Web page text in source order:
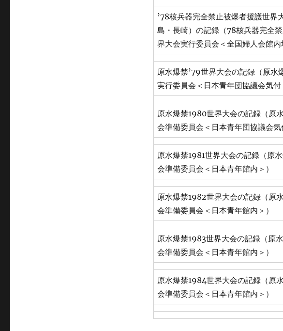
’78核兵器完全禁止被爆者援護世界
島・長崎）の記録（78核兵器完全
界大会実行委員会＜全国婦人会館内
原水爆禁’79世界大会の記録（原水
実行委員会＜日本青年団協議会気付
原水爆禁1980世界大会の記録（原
会準備委員会＜日本青年団協議会気
原水爆禁1981世界大会の記録（原
会準備委員会＜日本青年館内＞）
原水爆禁1982世界大会の記録（原
会準備委員会＜日本青年館内＞）
原水爆禁1983世界大会の記録（原
会準備委員会＜日本青年館内＞）
原水爆禁1984世界大会の記録（原
会準備委員会＜日本青年館内＞）